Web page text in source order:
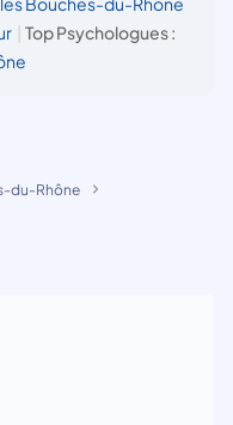
Top Psychologues :
du-Rhône